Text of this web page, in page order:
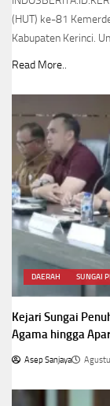
(HUT) ke-81
Kabupaten Kerinci.
Read More..
DAERAH SUNGAI
Kejari Sungai
Agama hingga
Asep Sanjaya